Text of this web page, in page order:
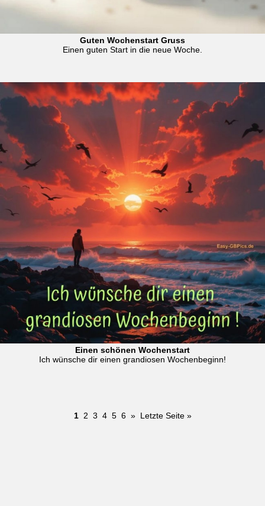
Guten Wochenstart Gruss
Einen guten Start in die neue Woche.
Einen schönen Wochenstart
Ich wünsche dir einen grandiosen Wochenbeginn!
1 2 3 4 5 6 » Letzte Seite »